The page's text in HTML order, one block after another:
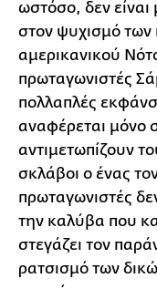
ωστόσο, δεν
στον ψυχισμό
αμερικανικού
πρωταγωνιστές
πολλαπλές
αναφέρεται μόνο
αντιμετωπίζουν
σκλάβοι ο ένας
πρωταγωνιστές
την καλύβα που
στεγάζει τον
ρατσισμό των